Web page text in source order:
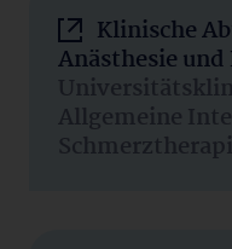
Klinische
Anästhesie
Allgemeine